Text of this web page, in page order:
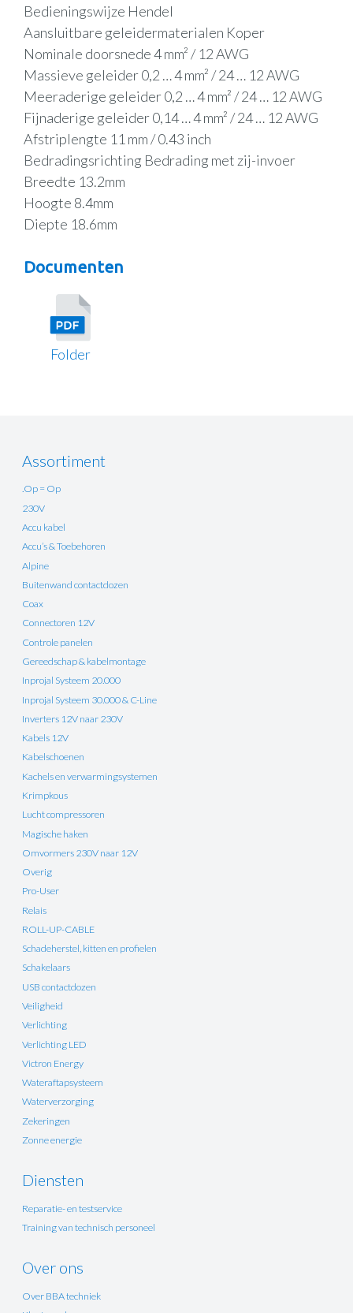
Bedieningswijze Hendel
Aansluitbare geleidermaterialen Koper
Nominale doorsnede 4 mm² / 12 AWG
Massieve geleider 0,2 … 4 mm² / 24 … 12 AWG
Meeraderige geleider 0,2 … 4 mm² / 24 … 12 AWG
Fijnaderige geleider 0,14 … 4 mm² / 24 … 12 AWG
Afstriplengte 11 mm / 0.43 inch
Bedradingsrichting Bedrading met zij-invoer
Breedte 13.2mm
Hoogte 8.4mm
Diepte 18.6mm
Documenten
Folder
Assortiment
.Op = Op
230V
Accu kabel
Accu’s & Toebehoren
Alpine
Buitenwand contactdozen
Coax
Connectoren 12V
Controle panelen
Gereedschap & kabelmontage
Inprojal Systeem 20.000
Inprojal Systeem 30.000 & C-Line
Inverters 12V naar 230V
Kabels 12V
Kabelschoenen
Kachels en verwarmingsystemen
Krimpkous
Lucht compressoren
Magische haken
Omvormers 230V naar 12V
Overig
Pro-User
Relais
ROLL-UP-CABLE
Schadeherstel, kitten en profielen
Schakelaars
USB contactdozen
Veiligheid
Verlichting
Verlichting LED
Victron Energy
Wateraftapsysteem
Waterverzorging
Zekeringen
Zonne energie
Diensten
Reparatie- en testservice
Training van technisch personeel
Over ons
Over BBA techniek